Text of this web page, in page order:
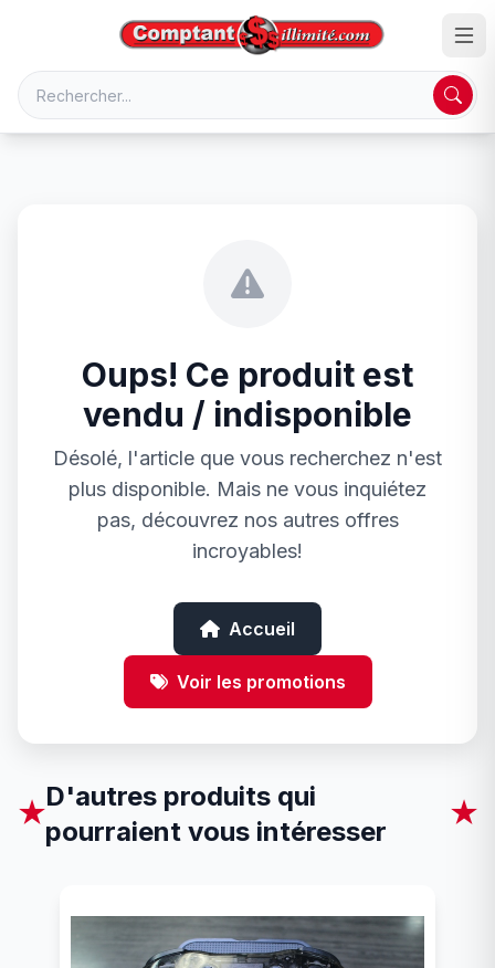
Oups! Ce produit est
vendu / indisponible
Désolé, l'article que vous recherchez n'est
plus disponible. Mais ne vous inquiétez
pas, découvrez nos autres offres
incroyables!
Accueil
Voir les promotions
★
D'autres produits qui
pourraient vous intéresser
★